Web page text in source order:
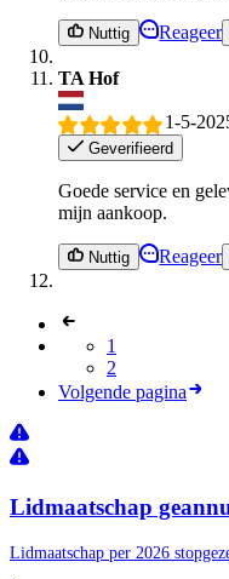
Nuttig Reageer
TA Hof
1-5-
Geverifieerd
Goede service en
mijn aankoop.
Nuttig Reageer
1
2
Volgende pagina
Lidmaatschap
Lidmaatschap per 2026